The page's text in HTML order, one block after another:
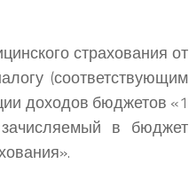
страхования от
(соответствующим
доходов бюджетов «1
в бюджет